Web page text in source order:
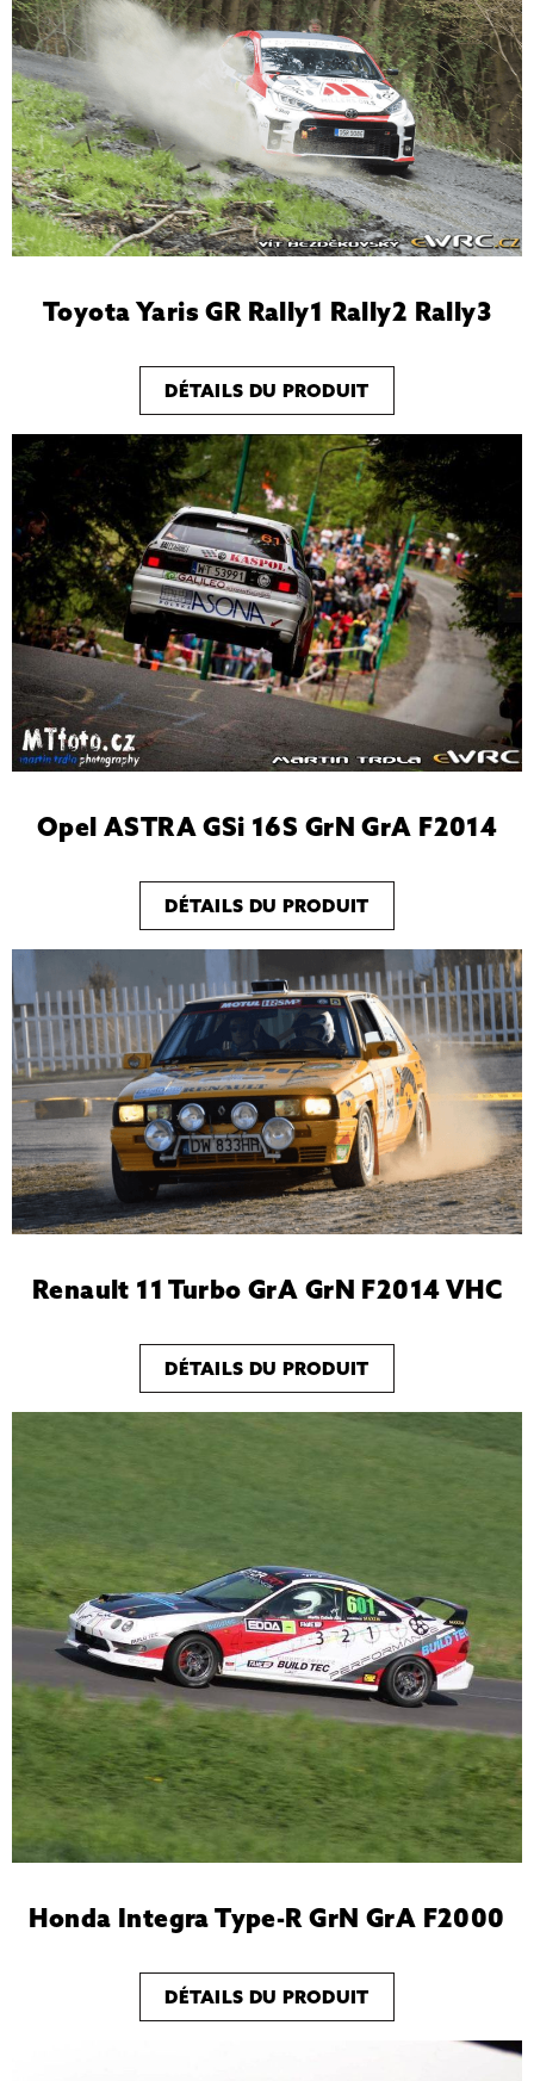
Toyota Yaris GR Rally1 Rally2 Rally3
DÉTAILS DU PRODUIT
Opel ASTRA GSi 16S GrN GrA F2014
DÉTAILS DU PRODUIT
Renault 11 Turbo GrA GrN F2014 VHC
DÉTAILS DU PRODUIT
Honda Integra Type-R GrN GrA F2000
DÉTAILS DU PRODUIT